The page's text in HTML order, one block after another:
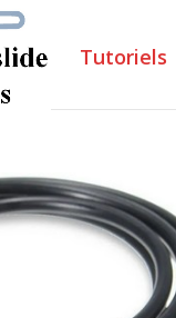
Tutoriels